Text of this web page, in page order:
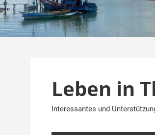
Leben in
Interessantes und